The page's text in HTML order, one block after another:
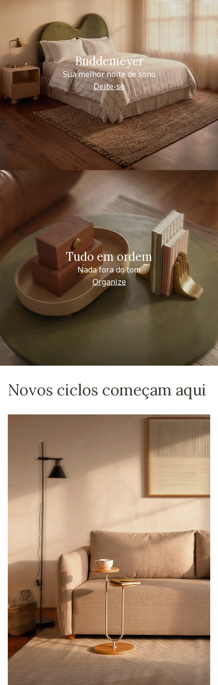
Buddemeyer
Sua melhor noite de sono
Deite-se
Tudo em ordem
Nada fora do tom
Organize
Novos ciclos começam aqui